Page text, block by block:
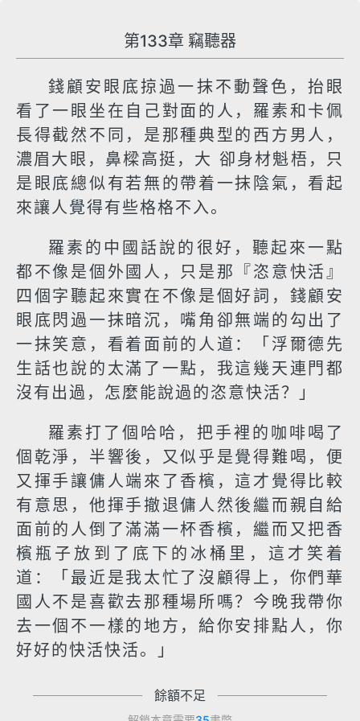
第133章 竊聽器
錢顧安眼底掠過一抹不動聲色，抬眼
看了一眼坐在自己對面的人，羅素和卡佩
長得截然不同，是那種典型的西方男人，
濃眉大眼，鼻樑高挺，大 卻身材魁梧，只
是眼底總似有若無的帶着一抹陰氣，看起
來讓人覺得有些格格不入。
羅素的中國話說的很好，聽起來一點
都不像是個外國人，只是那『恣意快活』
四個字聽起來實在不像是個好詞，錢顧安
眼底閃過一抹暗沉，嘴角卻無端的勾出了
一抹笑意，看着面前的人道：「浮爾德先
生話也說的太滿了一點，我這幾天連門都
沒有出過，怎麼能說過的恣意快活？」
羅素打了個哈哈，把手裡的咖啡喝了
個乾淨，半響後，又似乎是覺得難喝，便
又揮手讓傭人端來了香檳，這才覺得比較
有意思，他揮手撤退傭人然後繼而親自給
面前的人倒了滿滿一杯香檳，繼而又把香
檳瓶子放到了底下的冰桶里，這才笑着
道：「最近是我太忙了沒顧得上，你們華
國人不是喜歡去那種場所嗎？今晚我帶你
去一個不一樣的地方，給你安排點人，你
好好的快活快活。」
餘額不足